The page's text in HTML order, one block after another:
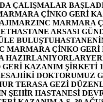
ÇALIŞMALAR
ÇİNKO GERİ
MARZINC MARMARA
HASTANE ARSASI
BULUŞTU
MARMARA ÇİNKO
HAZIRLANIYORLAR
KAZANIM ŞİRKETİ
İKİ DOKTORUMUZ
TERASA GEZİ
ŞEHİR HASTANESİ